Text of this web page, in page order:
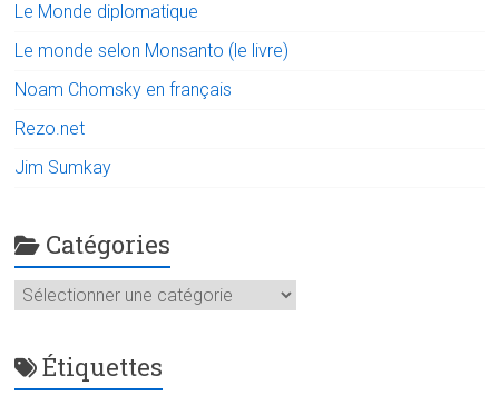
Le Monde diplomatique
Le monde selon Monsanto (le livre)
Noam Chomsky en français
Rezo.net
Jim Sumkay
Catégories
Catégories
Étiquettes